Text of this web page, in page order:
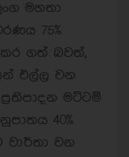
මහතා
75%
ගත් බවත්,
එල්ල වන
මට්ටම්
40%
වාර්තා වන